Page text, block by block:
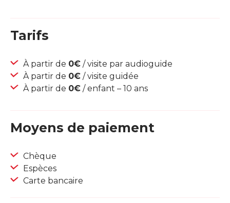
Tarifs
À partir de 0€ / visite par audioguide
À partir de 0€ / visite guidée
À partir de 0€ / enfant – 10 ans
Moyens de paiement
Chèque
Espèces
Carte bancaire